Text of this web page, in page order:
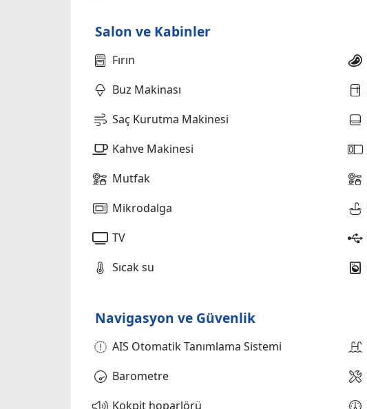
Salon ve Kabinler
Fırın
Buz Makinası
Saç Kurutma Makinesi
Kahve Makinesi
Mutfak
Mikrodalga
TV
Sıcak su
Navigasyon ve Güvenlik
AIS Otomatik Tanımlama Sistemi
Barometre
Kokpit hoparlörü